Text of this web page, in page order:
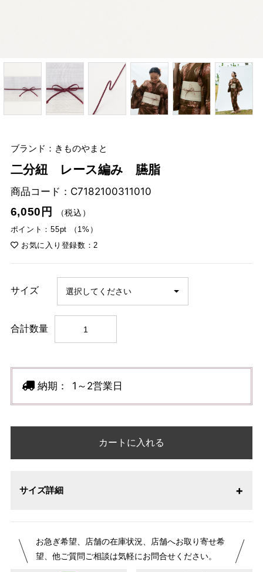
ブランド：きものやまと
二分紐 レース編み 臙脂
商品コード： C7182100311010
6,050円
（税込）
ポイント：55pt （1%）
お気に入り登録数：2
サイズ
合計数量
納期： 1～2営業日
カートに入れる
サイズ詳細
お急ぎ希望、店舗の在庫状況、店舗へお取り寄せ希
望、他ご質問ご相談は気軽にお問合せください。